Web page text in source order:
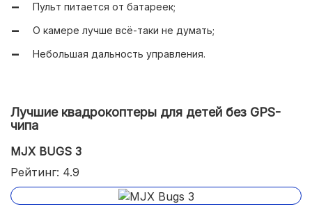
Пульт питается от батареек;
О камере лучше всё-таки не думать;
Небольшая дальность управления.
Лучшие квадрокоптеры для детей без GPS-
чипа
MJX BUGS 3
Рейтинг: 4.9